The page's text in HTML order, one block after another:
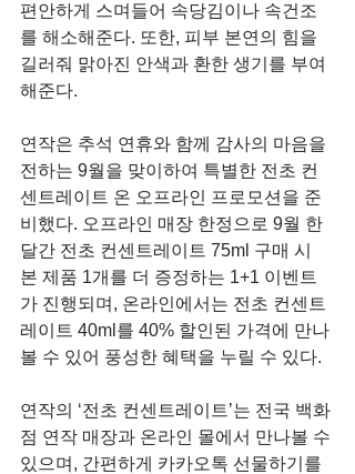
편안하게 스며들어 속당김이나 속건조
를 해소해준다. 또한, 피부 본연의 힘을
길러줘 맑아진 안색과 환한 생기를 부여
해준다.
연작은 추석 연휴와 함께 감사의 마음을
전하는 9월을 맞이하여 특별한 전초 컨
센트레이트 온 오프라인 프로모션을 준
비했다. 오프라인 매장 한정으로 9월 한
달간 전초 컨센트레이트 75ml 구매 시
본 제품 1개를 더 증정하는 1+1 이벤트
가 진행되며, 온라인에서는 전초 컨센트
레이트 40ml를 40% 할인된 가격에 만나
볼 수 있어 풍성한 혜택을 누릴 수 있다.
연작의 ‘전초 컨센트레이트’는 전국 백화
점 연작 매장과 온라인 몰에서 만나볼 수
있으며, 간편하게 카카오톡 선물하기를